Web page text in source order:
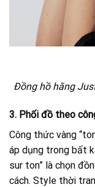
Đồng hồ hãng
3. Phối đồ theo
Công thức vàng
áp dụng trong bất
sur ton” là chọn
cách. Style thời